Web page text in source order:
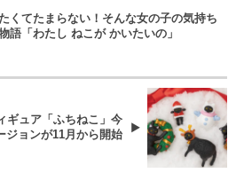
くてたまらない！そんな女の子の気持ち
語「わたし ねこが かいたいの」
ギュア「ふちねこ」今
ジョンが11月から開始